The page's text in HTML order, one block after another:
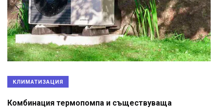
КЛИМАТИЗАЦИЯ
Комбинация термопомпа и съществуваща